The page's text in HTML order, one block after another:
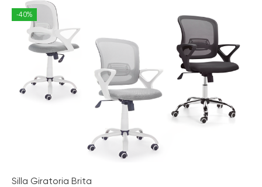
-40%
Silla Giratoria Brita